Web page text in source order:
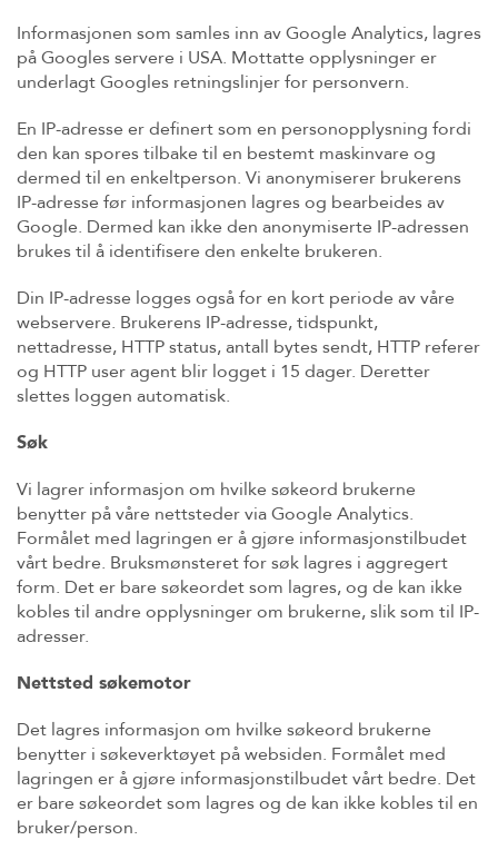
Informasjonen som samles inn av Google Analytics, lagres
på Googles servere i USA. Mottatte opplysninger er
underlagt Googles retningslinjer for personvern.
En IP-adresse er definert som en personopplysning fordi
den kan spores tilbake til en bestemt maskinvare og
dermed til en enkeltperson. Vi anonymiserer brukerens
IP-adresse før informasjonen lagres og bearbeides av
Google. Dermed kan ikke den anonymiserte IP-adressen
brukes til å identifisere den enkelte brukeren.
Din IP-adresse logges også for en kort periode av våre
webservere. Brukerens IP-adresse, tidspunkt,
nettadresse, HTTP status, antall bytes sendt, HTTP referer
og HTTP user agent blir logget i 15 dager. Deretter
slettes loggen automatisk.
Søk
Vi lagrer informasjon om hvilke søkeord brukerne
benytter på våre nettsteder via Google Analytics.
Formålet med lagringen er å gjøre informasjonstilbudet
vårt bedre. Bruksmønsteret for søk lagres i aggregert
form. Det er bare søkeordet som lagres, og de kan ikke
kobles til andre opplysninger om brukerne, slik som til IP-
adresser.
Nettsted søkemotor
Det lagres informasjon om hvilke søkeord brukerne
benytter i søkeverktøyet på websiden. Formålet med
lagringen er å gjøre informasjonstilbudet vårt bedre. Det
er bare søkeordet som lagres og de kan ikke kobles til en
bruker/person.